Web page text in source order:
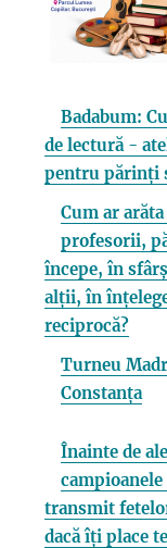
Badabum:
de lectură -
pentru părinți
Cum ar
profesorii,
începe, în
alții, în
reciprocă?
Turneu
Constanța
Înainte de
transmit
dacă îți place